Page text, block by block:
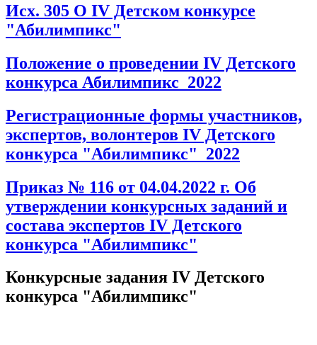
Исх. 305 О IV Детском конкурсе
"Абилимпикс"
Положение о проведении IV Детского
конкурса Абилимпикс_2022
Регистрационные формы участников,
экспертов, волонтеров IV Детского
конкурса "Абилимпикс"_2022
Приказ № 116 от 04.04.2022 г. Об
утверждении конкурсных заданий и
состава экспертов IV Детского
конкурса "Абилимпикс"
Конкурсные задания IV Детского
конкурса "Абилимпикс"